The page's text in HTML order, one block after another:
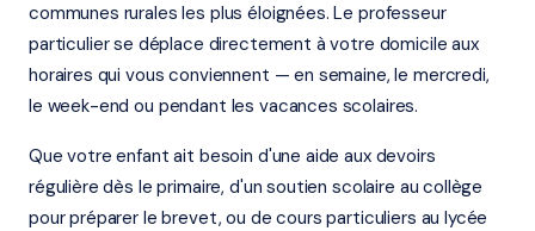
communes rurales les plus éloignées. Le professeur
particulier se déplace directement à votre domicile aux
horaires qui vous conviennent — en semaine, le mercredi,
le week-end ou pendant les vacances scolaires.
Que votre enfant ait besoin d'une aide aux devoirs
régulière dès le primaire, d'un soutien scolaire au collège
pour préparer le brevet, ou de cours particuliers au lycée